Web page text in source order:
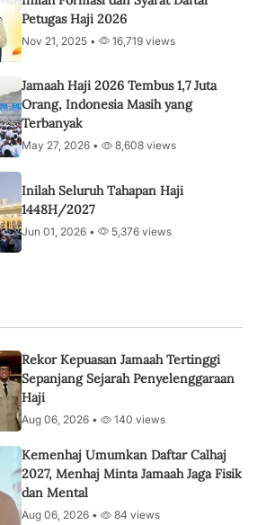
Petugas Haji 2026
Nov 21, 2025 • 16,719 views
Jamaah Haji 2026 Tembus 1,7 Juta
Orang, Indonesia Masih yang
Terbanyak
May 27, 2026 • 8,608 views
Inilah Seluruh Tahapan Haji
1448H/2027
Jun 01, 2026 • 5,376 views
Rekor Kepuasan Jamaah Tertinggi
Sepanjang Sejarah Penyelenggaraan
Haji
Aug 06, 2026 • 140 views
Kemenhaj Umumkan Daftar Calhaj
2027, Menhaj Minta Jamaah Jaga Fisik
dan Mental
Aug 06, 2026 • 84 views